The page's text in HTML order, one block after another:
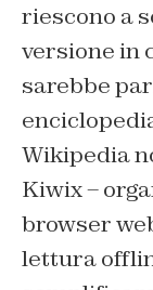
riescono a
versione in
sarebbe
Wikipedia
Kiwix –
browser
lettura